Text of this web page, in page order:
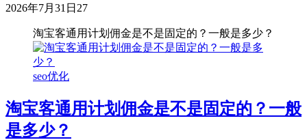
2026年7月31日 27
淘宝客通用计划佣金是不是固定的？一般是多少？
seo优化
淘宝客通用计划佣金是不是固定的？一般
是多少？